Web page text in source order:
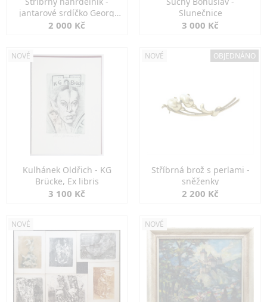
jantarové srdíčko Georg
Kramer
2 000 Kč
Slunečnice
3 000 Kč
NOVÉ
Kulhánek Oldřich - KG
Brücke, Ex libris
3 100 Kč
NOVÉ OBJEDNÁNO
Stříbrná brož s perlami -
sněženky
2 200 Kč
NOVÉ NOVÉ